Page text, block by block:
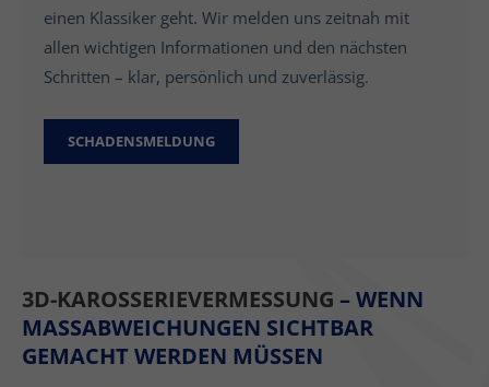
einen Klassiker geht. Wir melden uns zeitnah mit
allen wichtigen Informationen und den nächsten
Schritten – klar, persönlich und zuverlässig.
SCHADENSMELDUNG
3D-KAROSSERIEVERMESSUNG – WENN
MASSABWEICHUNGEN SICHTBAR G
EMACHT WERDEN MÜSSEN